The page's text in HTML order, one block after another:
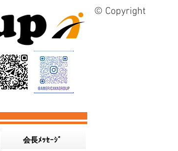
© Copyright
会長ﾒｯｾｰｼﾞ